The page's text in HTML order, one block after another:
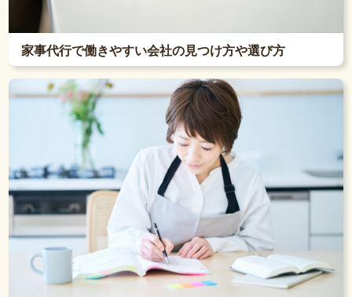
家事代行で働きやすい会社の見つけ方や選び方